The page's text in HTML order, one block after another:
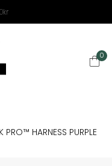
0
HARNESS PURPLE